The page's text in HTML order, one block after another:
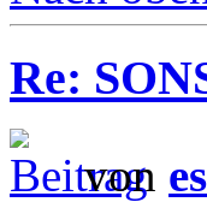
Re:
von